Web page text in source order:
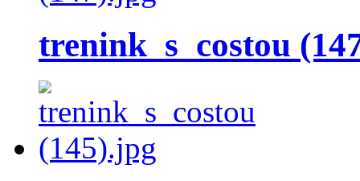
trenink_s_costou